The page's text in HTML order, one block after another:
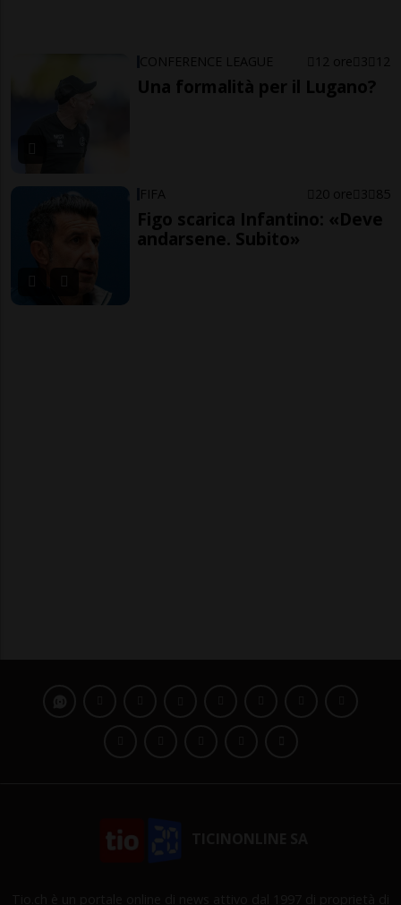
CONFERENCE LEAGUE 12 ore 3 12
Una formalità per il Lugano?
FIFA 20 ore 3 85
Figo scarica Infantino: «Deve
andarsene. Subito»